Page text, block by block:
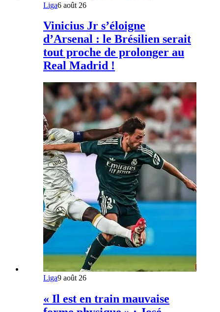
Liga6 août 26
Vinicius Jr s’éloigne
d’Arsenal : le Brésilien serait
tout proche de prolonger au
Real Madrid !
Liga9 août 26
« Il est en train mauvaise